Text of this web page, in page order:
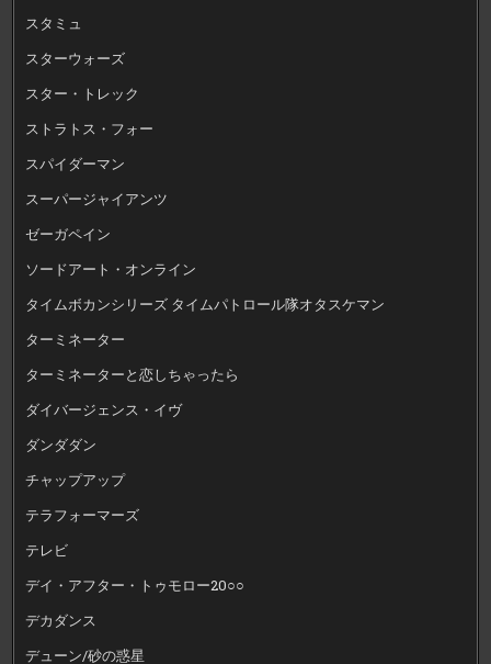
スタミュ
スターウォーズ
スター・トレック
ストラトス・フォー
スパイダーマン
スーパージャイアンツ
ゼーガペイン
ソードアート・オンライン
タイムボカンシリーズ タイムパトロール隊オタスケマン
ターミネーター
ターミネーターと恋しちゃったら
ダイバージェンス・イヴ
ダンダダン
チャップアップ
テラフォーマーズ
テレビ
デイ・アフター・トゥモロー20○○
デカダンス
デューン/砂の惑星